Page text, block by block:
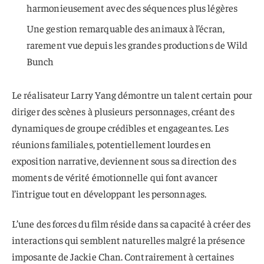
harmonieusement avec des séquences plus légères
Une gestion remarquable des animaux à l’écran,
rarement vue depuis les grandes productions de Wild
Bunch
Le réalisateur Larry Yang démontre un talent certain pour
diriger des scènes à plusieurs personnages, créant des
dynamiques de groupe crédibles et engageantes. Les
réunions familiales, potentiellement lourdes en
exposition narrative, deviennent sous sa direction des
moments de vérité émotionnelle qui font avancer
l’intrigue tout en développant les personnages.
L’une des forces du film réside dans sa capacité à créer des
interactions qui semblent naturelles malgré la présence
imposante de Jackie Chan. Contrairement à certaines